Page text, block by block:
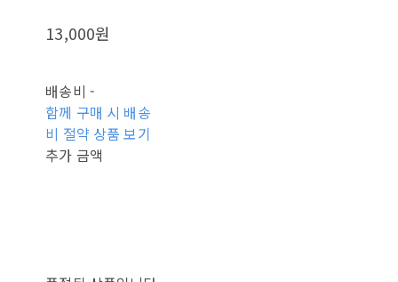
13,000원
배송비 -
함께 구매 시 배송
비 절약 상품 보기
추가 금액